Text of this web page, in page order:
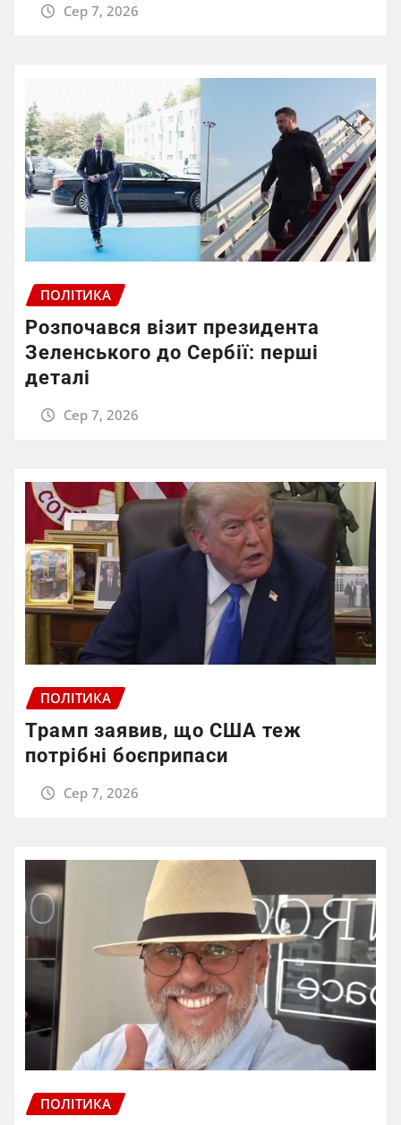
Сер 7, 2026
ПОЛІТИКА
Розпочався візит президента
Зеленського до Сербії: перші
деталі
Сер 7, 2026
ПОЛІТИКА
Трамп заявив, що США теж
потрібні боєприпаси
Сер 7, 2026
ПОЛІТИКА